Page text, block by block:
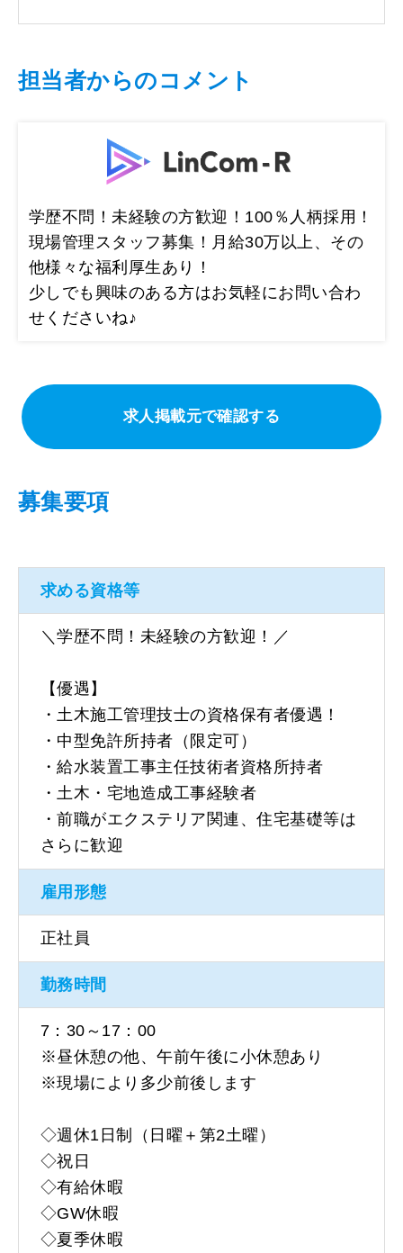
担当者からのコメント
学歴不問！未経験の方歓迎！100％人柄採用！
現場管理スタッフ募集！月給30万以上、その
他様々な福利厚生あり！
少しでも興味のある方はお気軽にお問い合わ
せくださいね♪
求人掲載元で確認する
募集要項
求める資格等
＼学歴不問！未経験の方歓迎！／
【優遇】
・土木施工管理技士の資格保有者優遇！
・中型免許所持者（限定可）
・給水装置工事主任技術者資格所持者
・土木・宅地造成工事経験者
・前職がエクステリア関連、住宅基礎等は
さらに歓迎
雇用形態
正社員
勤務時間
7：30～17：00
※昼休憩の他、午前午後に小休憩あり
※現場により多少前後します
◇週休1日制（日曜＋第2土曜）
◇祝日
◇有給休暇
◇GW休暇
◇夏季休暇